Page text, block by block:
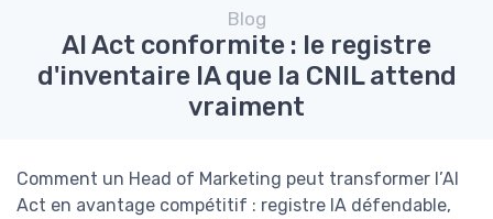
Blog
AI Act conformite : le registre
d'inventaire IA que la CNIL attend
vraiment
Comment un Head of Marketing peut transformer l’AI
Act en avantage compétitif : registre IA défendable,